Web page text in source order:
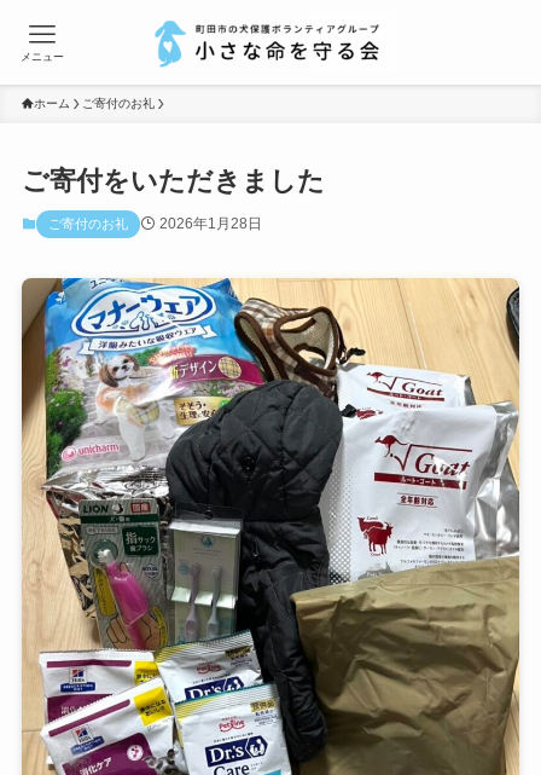
メニュー
ホーム ご寄付のお礼
ご寄付をいただきました
ご寄付のお礼 2026年1月28日